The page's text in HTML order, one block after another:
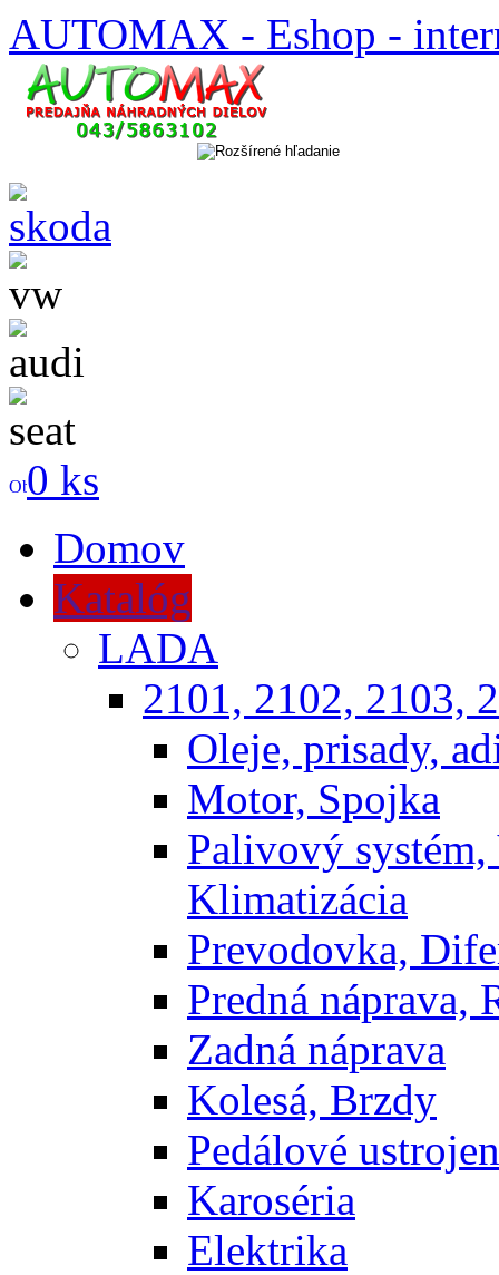
AUTOMAX - Eshop -
0 ks
Domov
Katalóg
LADA
2101, 2102, 2103,
Oleje, prisady,
Motor, Spojka
Palivový
Klimatizácia
Prevodovka,
Predná náprava,
Zadná náprava
Kolesá, Brzdy
Pedálové
Karoséria
Elektrika